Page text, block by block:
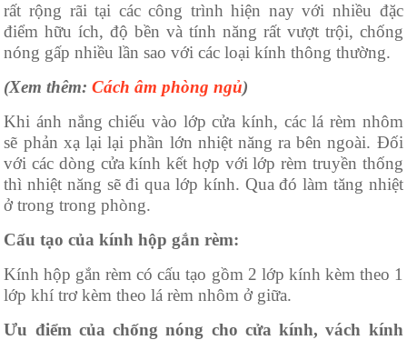
rất rộng rãi tại các công trình hiện nay với nhiều đặc
điểm hữu ích, độ bền và tính năng rất vượt trội, chống
nóng gấp nhiều lần sao với các loại kính thông thường.
(Xem thêm:Cách âm phòng ngủ)
Khi ánh nắng chiếu vào lớp cửa kính, các lá rèm nhôm
sẽ phản xạ lại lại phần lớn nhiệt năng ra bên ngoài. Đối
với các dòng cửa kính kết hợp với lớp rèm truyền thống
thì nhiệt năng sẽ đi qua lớp kính. Qua đó làm tăng nhiệt
ở trong trong phòng.
Cấu tạo của kính hộp gắn rèm:
Kính hộp gắn rèm có cấu tạo gồm 2 lớp kính kèm theo 1
lớp khí trơ kèm theo lá rèm nhôm ở giữa.
Ưu điểm của chống nóng cho cửa kính, vách kính